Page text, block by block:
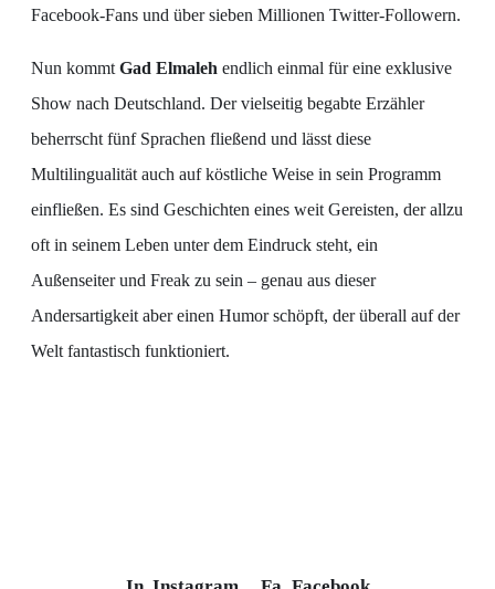
Facebook-Fans und über sieben Millionen Twitter-Followern.
Nun kommt Gad Elmaleh endlich einmal für eine exklusive
Show nach Deutschland. Der vielseitig begabte Erzähler
beherrscht fünf Sprachen fließend und lässt diese
Multilingualität auch auf köstliche Weise in sein Programm
einfließen. Es sind Geschichten eines weit Gereisten, der allzu
oft in seinem Leben unter dem Eindruck steht, ein
Außenseiter und Freak zu sein – genau aus dieser
Andersartigkeit aber einen Humor schöpft, der überall auf der
Welt fantastisch funktioniert.